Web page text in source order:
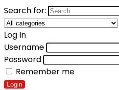
Search for:
Log In
Username
Password
Remember me
Login